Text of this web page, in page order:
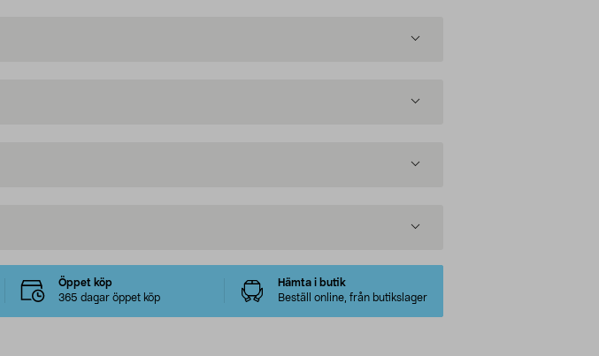
Öppet köp
365 dagar öppet köp
Hämta i butik
Beställ online, från butikslager